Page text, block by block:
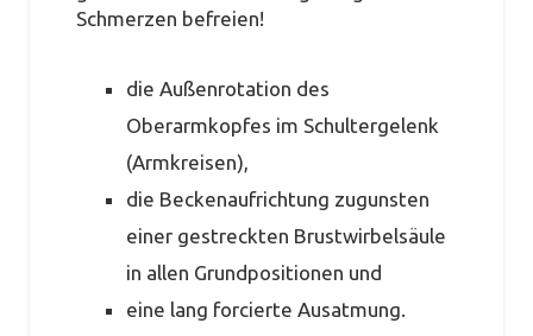
Schmerzen befreien!
die Außenrotation des
Oberarmkopfes im Schultergelenk
(Armkreisen),
die Beckenaufrichtung zugunsten
einer gestreckten Brustwirbelsäule
in allen Grundpositionen und
eine lang forcierte Ausatmung.